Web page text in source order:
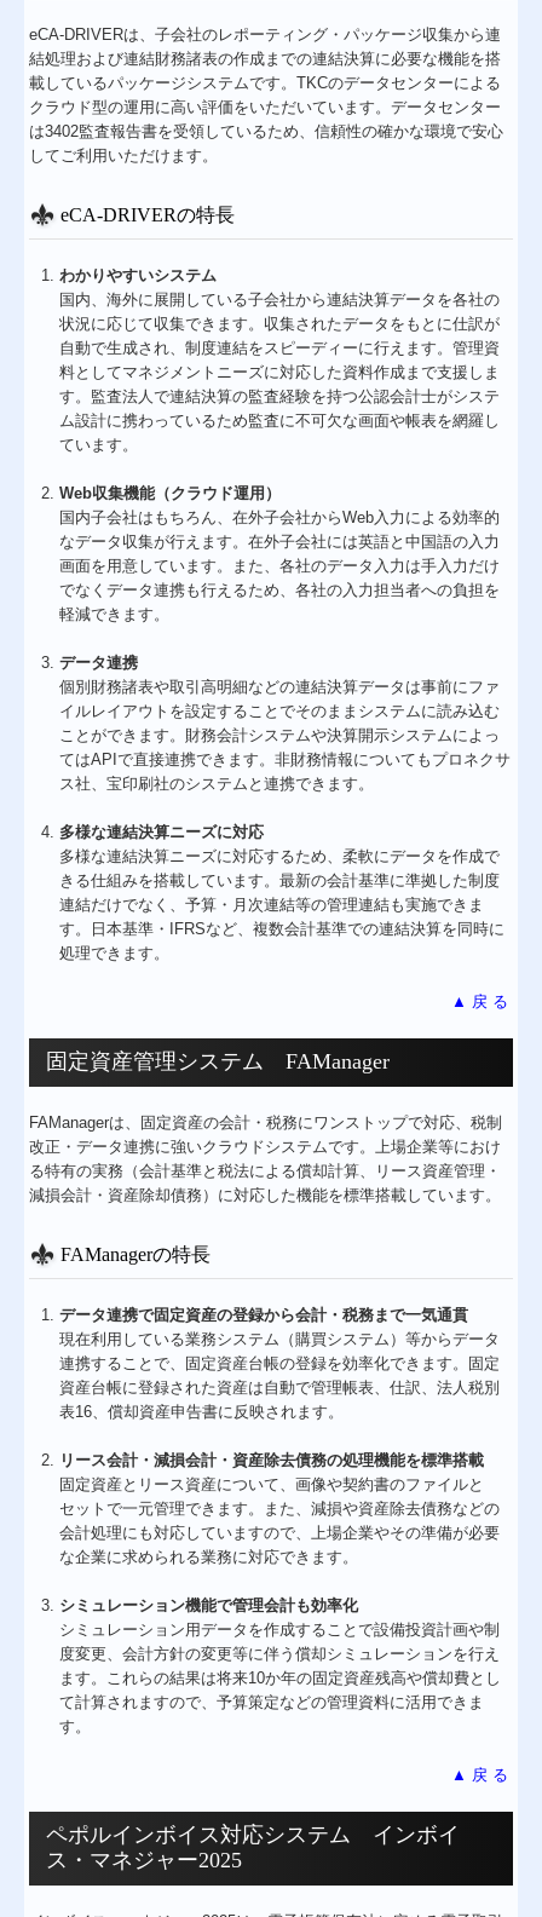
eCA-DRIVERは、子会社のレポーティング・パッケージ収集から連
結処理および連結財務諸表の作成までの連結決算に必要な機能を搭
載しているパッケージシステムです。TKCのデータセンターによる
クラウド型の運用に高い評価をいただいています。データセンター
は3402監査報告書を受領しているため、信頼性の確かな環境で安心
してご利用いただけます。
eCA-DRIVERの特長
わかりやすいシステム
国内、海外に展開している子会社から連結決算データを各社の
状況に応じて収集できます。収集されたデータをもとに仕訳が
自動で生成され、制度連結をスピーディーに行えます。管理資
料としてマネジメントニーズに対応した資料作成まで支援しま
す。監査法人で連結決算の監査経験を持つ公認会計士がシステ
ム設計に携わっているため監査に不可欠な画面や帳表を網羅し
ています。
Web収集機能（クラウド運用）
国内子会社はもちろん、在外子会社からWeb入力による効率的
なデータ収集が行えます。在外子会社には英語と中国語の入力
画面を用意しています。また、各社のデータ入力は手入力だけ
でなくデータ連携も行えるため、各社の入力担当者への負担を
軽減できます。
データ連携
個別財務諸表や取引高明細などの連結決算データは事前にファ
イルレイアウトを設定することでそのままシステムに読み込む
ことができます。財務会計システムや決算開示システムによっ
てはAPIで直接連携できます。非財務情報についてもプロネクサ
ス社、宝印刷社のシステムと連携できます。
多様な連結決算ニーズに対応
多様な連結決算ニーズに対応するため、柔軟にデータを作成で
きる仕組みを搭載しています。最新の会計基準に準拠した制度
連結だけでなく、予算・月次連結等の管理連結も実施できま
す。日本基準・IFRSなど、複数会計基準での連結決算を同時に
処理できます。
▲ 戻 る
固定資産管理システム FAManager
FAManagerは、固定資産の会計・税務にワンストップで対応、税制
改正・データ連携に強いクラウドシステムです。上場企業等におけ
る特有の実務（会計基準と税法による償却計算、リース資産管理・
減損会計・資産除却債務）に対応した機能を標準搭載しています。
FAManagerの特長
データ連携で固定資産の登録から会計・税務まで一気通貫
現在利用している業務システム（購買システム）等からデータ
連携することで、固定資産台帳の登録を効率化できます。固定
資産台帳に登録された資産は自動で管理帳表、仕訳、法人税別
表16、償却資産申告書に反映されます。
リース会計・減損会計・資産除去債務の処理機能を標準搭載
固定資産とリース資産について、画像や契約書のファイルと
セットで一元管理できます。また、減損や資産除去債務などの
会計処理にも対応していますので、上場企業やその準備が必要
な企業に求められる業務に対応できます。
シミュレーション機能で管理会計も効率化
シミュレーション用データを作成することで設備投資計画や制
度変更、会計方針の変更等に伴う償却シミュレーションを行え
ます。これらの結果は将来10か年の固定資産残高や償却費とし
て計算されますので、予算策定などの管理資料に活用できま
す。
▲ 戻 る
ペポルインボイス対応システム インボイ
ス・マネジャー2025